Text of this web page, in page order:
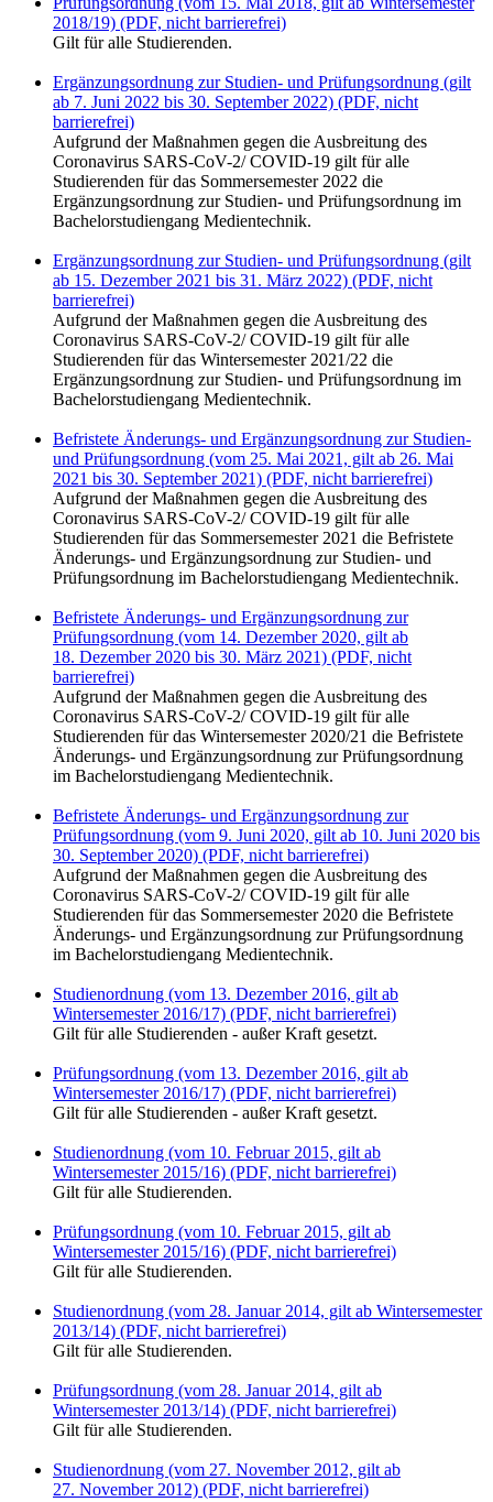
2018/19) (PDF, nicht barrierefrei)
Gilt für alle Studierenden.
Ergänzungsordnung zur Studien- und Prüfungsordnung (gilt
ab 7. Juni 2022 bis 30. September 2022) (PDF, nicht
barrierefrei)
Aufgrund der Maßnahmen gegen die Ausbreitung des
Coronavirus SARS-CoV-2/ COVID-19 gilt für alle
Studierenden für das Sommersemester 2022 die
Ergänzungsordnung zur Studien- und Prüfungsordnung im
Bachelorstudiengang Medientechnik.
Ergänzungsordnung zur Studien- und Prüfungsordnung (gilt
ab 15. Dezember 2021 bis 31. März 2022) (PDF, nicht
barrierefrei)
Aufgrund der Maßnahmen gegen die Ausbreitung des
Coronavirus SARS-CoV-2/ COVID-19 gilt für alle
Studierenden für das Wintersemester 2021/22 die
Ergänzungsordnung zur Studien- und Prüfungsordnung im
Bachelorstudiengang Medientechnik.
Befristete Änderungs- und Ergänzungsordnung zur Studien-
und Prüfungsordnung (vom 25. Mai 2021, gilt ab 26. Mai
2021 bis 30. September 2021) (PDF, nicht barrierefrei)
Aufgrund der Maßnahmen gegen die Ausbreitung des
Coronavirus SARS-CoV-2/ COVID-19 gilt für alle
Studierenden für das Sommersemester 2021 die Befristete
Änderungs- und Ergänzungsordnung zur Studien- und
Prüfungsordnung im Bachelorstudiengang Medientechnik.
Befristete Änderungs- und Ergänzungsordnung zur
Prüfungsordnung (vom 14. Dezember 2020, gilt ab
18. Dezember 2020 bis 30. März 2021) (PDF, nicht
barrierefrei)
Aufgrund der Maßnahmen gegen die Ausbreitung des
Coronavirus SARS-CoV-2/ COVID-19 gilt für alle
Studierenden für das Wintersemester 2020/21 die Befristete
Änderungs- und Ergänzungsordnung zur Prüfungsordnung
im Bachelorstudiengang Medientechnik.
Befristete Änderungs- und Ergänzungsordnung zur
Prüfungsordnung (vom 9. Juni 2020, gilt ab 10. Juni 2020 bis
30. September 2020) (PDF, nicht barrierefrei)
Aufgrund der Maßnahmen gegen die Ausbreitung des
Coronavirus SARS-CoV-2/ COVID-19 gilt für alle
Studierenden für das Sommersemester 2020 die Befristete
Änderungs- und Ergänzungsordnung zur Prüfungsordnung
im Bachelorstudiengang Medientechnik.
Studienordnung (vom 13. Dezember 2016, gilt ab
Wintersemester 2016/17) (PDF, nicht barrierefrei)
Gilt für alle Studierenden - außer Kraft gesetzt.
Prüfungsordnung (vom 13. Dezember 2016, gilt ab
Wintersemester 2016/17) (PDF, nicht barrierefrei)
Gilt für alle Studierenden - außer Kraft gesetzt.
Studienordnung (vom 10. Februar 2015, gilt ab
Wintersemester 2015/16) (PDF, nicht barrierefrei)
Gilt für alle Studierenden.
Prüfungsordnung (vom 10. Februar 2015, gilt ab
Wintersemester 2015/16) (PDF, nicht barrierefrei)
Gilt für alle Studierenden.
Studienordnung (vom 28. Januar 2014, gilt ab Wintersemester
2013/14) (PDF, nicht barrierefrei)
Gilt für alle Studierenden.
Prüfungsordnung (vom 28. Januar 2014, gilt ab
Wintersemester 2013/14) (PDF, nicht barrierefrei)
Gilt für alle Studierenden.
Studienordnung (vom 27. November 2012, gilt ab
27. November 2012) (PDF, nicht barrierefrei)